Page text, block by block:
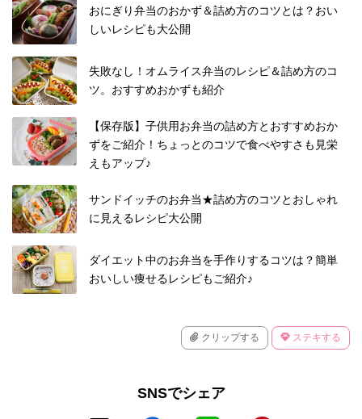
おにぎり弁当のおかず＆詰め方のコツとは？おい
しいレシピも大公開
失敗なし！オムライス弁当のレシピ＆詰め方のコ
ツ。おすすめおかずも紹介
【保存版】子供用お弁当の詰め方とおすすめおか
ずをご紹介！ちょっとのコツで食べやすさも見栄
えもアップ♪
サンドイッチのお弁当★詰め方のコツとおしゃれ
に見えるレシピ大公開
ダイエット中のお弁当を手作りするコツは？簡単
おいしい痩せるレシピもご紹介♪
クリップする ステキする
SNSでシェア